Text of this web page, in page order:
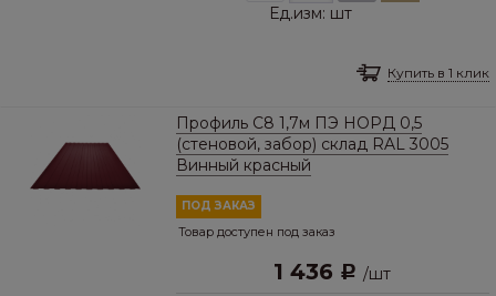
Ед.изм: шт
Купить в 1 клик
Профиль С8 1,7м ПЭ НОРД 0,5
(стеновой, забор) склад RAL 3005
Винный красный
ПОД ЗАКАЗ
Товар доступен под заказ
1 436 Р /шт